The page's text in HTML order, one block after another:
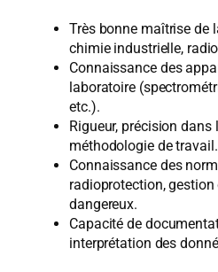
Très bonne maîtrise de
chimie industrielle,
Connaissance des
laboratoire
etc.).
Rigueur, précision dans
méthodologie de travail.
Connaissance des
radioprotection,
dangereux.
Capacité de
interprétation des